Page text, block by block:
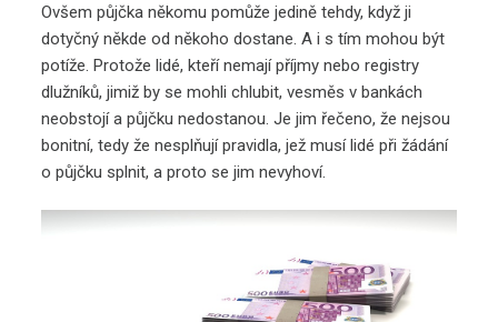
Ovšem půjčka někomu pomůže jedině tehdy, když ji
dotyčný někde od někoho dostane. A i s tím mohou být
potíže. Protože lidé, kteří nemají příjmy nebo registry
dlužníků, jimiž by se mohli chlubit, vesměs v bankách
neobstojí a půjčku nedostanou. Je jim řečeno, že nejsou
bonitní, tedy že nesplňují pravidla, jež musí lidé při žádání
o půjčku splnit, a proto se jim nevyhoví.